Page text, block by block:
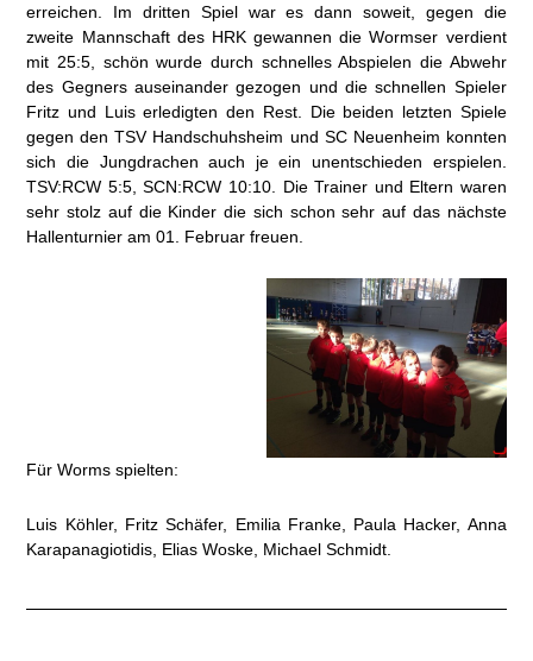
erreichen. Im dritten Spiel war es dann soweit, gegen die
zweite Mannschaft des HRK gewannen die Wormser verdient
mit 25:5, schön wurde durch schnelles Abspielen die Abwehr
des Gegners auseinander gezogen und die schnellen Spieler
Fritz und Luis erledigten den Rest. Die beiden letzten Spiele
gegen den TSV Handschuhsheim und SC Neuenheim konnten
sich die Jungdrachen auch je ein unentschieden erspielen.
TSV:RCW 5:5, SCN:RCW 10:10. Die Trainer und Eltern waren
sehr stolz auf die Kinder die sich schon sehr auf das nächste
Hallenturnier am 01. Februar freuen.
Für Worms spielten:
Luis Köhler, Fritz Schäfer, Emilia Franke, Paula Hacker, Anna
Karapanagiotidis, Elias Woske, Michael Schmidt.